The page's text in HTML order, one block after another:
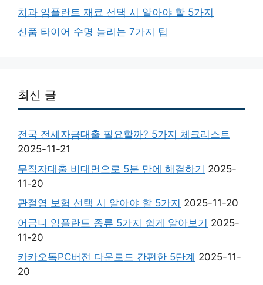
치과 임플란트 재료 선택 시 알아야 할 5가지
신품 타이어 수명 늘리는 7가지 팁
최신 글
전국 전세자금대출 필요할까? 5가지 체크리스트
2025-11-21
무직자대출 비대면으로 5분 만에 해결하기 2025-
11-20
관절염 보험 선택 시 알아야 할 5가지 2025-11-20
어금니 임플란트 종류 5가지 쉽게 알아보기 2025-
11-20
카카오톡PC버전 다운로드 간편한 5단계 2025-11-
20